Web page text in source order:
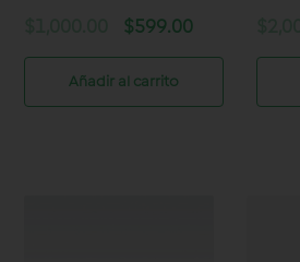
Original
price
was:
$1,000.00.
$599.00Current
price
$599.00.
Añadir al carrito